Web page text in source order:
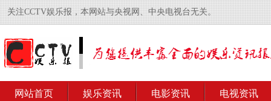
关注CCTV娱乐报，本网站与央视网、中央电视台无关。
网站首页 娱乐资讯 电影资讯 电视资讯